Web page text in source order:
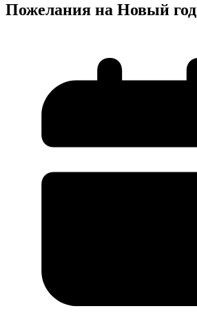
Пожелания на Новый год